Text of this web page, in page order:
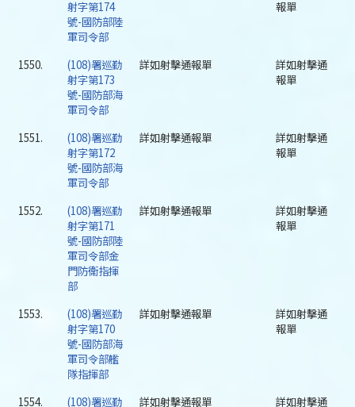
射字第174
號-國防部陸
軍司令部
報單
1550.
(108)署巡勤
射字第173
號-國防部海
軍司令部
詳如射擊通報單
詳如射擊通
報單
1551.
(108)署巡勤
射字第172
號-國防部海
軍司令部
詳如射擊通報單
詳如射擊通
報單
1552.
(108)署巡勤
射字第171
號-國防部陸
軍司令部金
門防衛指揮
部
詳如射擊通報單
詳如射擊通
報單
1553.
(108)署巡勤
射字第170
號-國防部海
軍司令部艦
隊指揮部
詳如射擊通報單
詳如射擊通
報單
1554.
(108)署巡勤
詳如射擊通報單
詳如射擊通